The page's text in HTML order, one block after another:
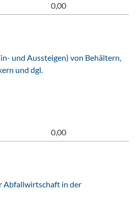
0,00
und Aussteigen) von Behältern,
und dgl.
0,00
Abfallwirtschaft in der